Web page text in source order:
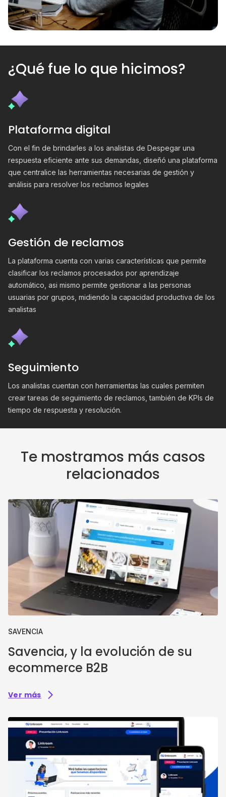
¿Qué fue lo que hicimos?
Plataforma digital
Con el fin de brindarles a los analistas de Despegar una
respuesta eficiente ante sus demandas, diseñó una plataforma
que centralice las herramientas necesarias de gestión y
análisis para resolver los reclamos legales
Gestión de reclamos
La plataforma cuenta con varias características que permite
clasificar los reclamos procesados por aprendizaje
automático, asi mismo permite gestionar a las personas
usuarias por grupos, midiendo la capacidad productiva de los
analistas
Seguimiento
Los analistas cuentan con herramientas las cuales permiten
crear tareas de seguimiento de reclamos, también de KPIs de
tiempo de respuesta y resolución.
Te mostramos más casos
relacionados
SAVENCIA
Savencia, y la evolución de su
ecommerce B2B
Ver más